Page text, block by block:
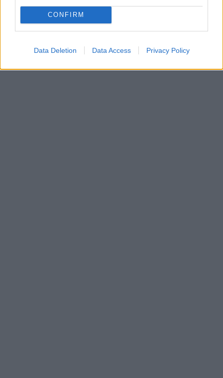
CONFIRM
Data Deletion Data Access Privacy Policy